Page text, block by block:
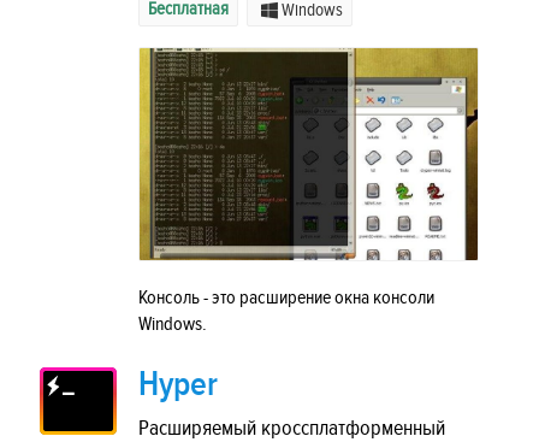
Бесплатная Windows
Консоль - это расширение окна консоли
Windows.
Hyper
Расширяемый кроссплатформенный